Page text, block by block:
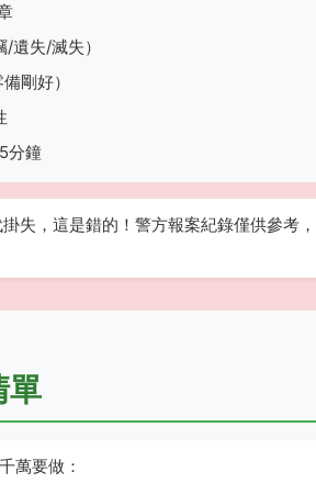
遺失/滅失）
剛好）
分鐘
失，這是錯的！警方報案紀錄僅供參考
單
萬要做：